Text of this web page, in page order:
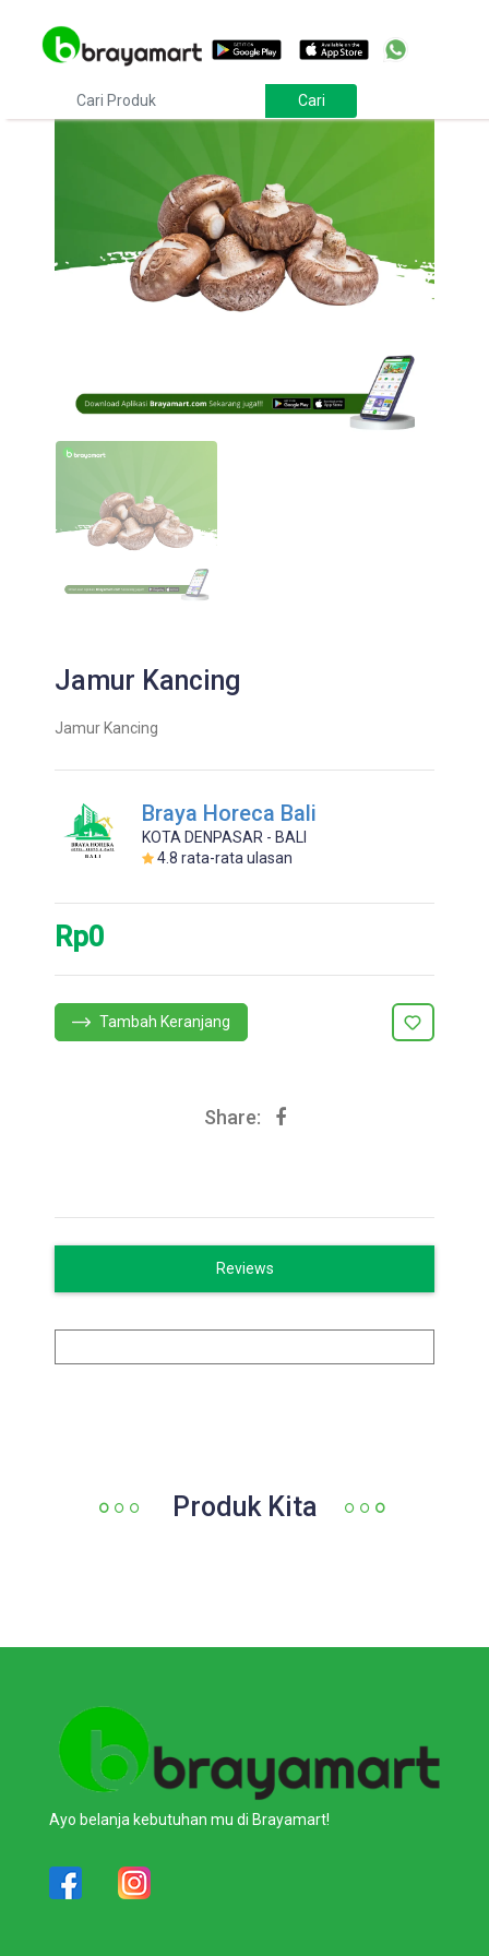
Jamur Kancing
Jamur Kancing
Braya Horeca Bali
KOTA DENPASAR - BALI
4.8 rata-rata ulasan
Rp0
Tambah Keranjang
Share:
Reviews
Produk Kita
Ayo belanja kebutuhan mu di Brayamart!